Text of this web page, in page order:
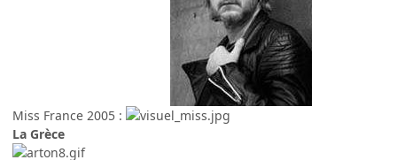
Miss France 2005 :
La Grèce